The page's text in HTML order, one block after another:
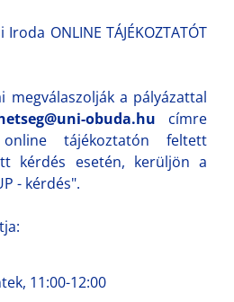
ONLINE TÁJÉKOZTATÓT
megválaszolják a pályázattal
obuda.hu címre
tájékoztatón feltett
kérdés esetén, kerüljön a
- kérdés".
11:00-12:00